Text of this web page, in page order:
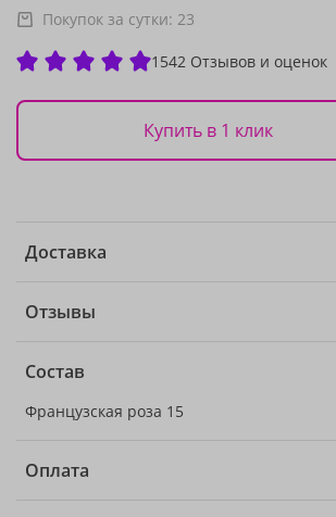
Покупок за сутки: 23
1542 Отзывов и оценок
Купить в 1 клик
Доставка
Отзывы
Состав
Французская роза 15
Оплата